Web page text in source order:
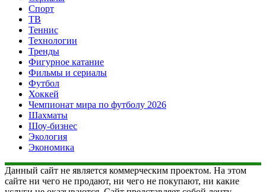
Спорт
ТВ
Теннис
Технологии
Тренды
Фигурное катание
Фильмы и сериалы
Футбол
Хоккей
Чемпионат мира по футболу 2026
Шахматы
Шоу-бизнес
Экология
Экономика
Данный сайт не является коммерческим проектом. На этом
сайте ни чего не продают, ни чего не покупают, ни какие